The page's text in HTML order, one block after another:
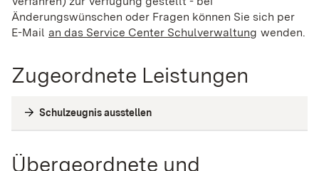
Änderungswünschen oder Fragen können Sie sich per
E-Mail an das Service Center Schulverwaltung (Wird in
wenden.
Zugeordnete Leistungen
Schulzeugnis ausstellen
Übergeordnete und